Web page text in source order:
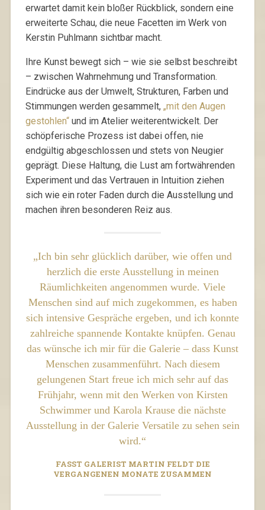
erwartet damit kein bloßer Rückblick, sondern eine
erweiterte Schau, die neue Facetten im Werk von
Kerstin Puhlmann sichtbar macht.
Ihre Kunst bewegt sich – wie sie selbst beschreibt
– zwischen Wahrnehmung und Transformation.
Eindrücke aus der Umwelt, Strukturen, Farben und
Stimmungen werden gesammelt, „mit den Augen
gestohlen“und im Atelier weiterentwickelt. Der
schöpferische Prozess ist dabei offen, nie
endgültig abgeschlossen und stets von Neugier
geprägt. Diese Haltung, die Lust am fortwährenden
Experiment und das Vertrauen in Intuition ziehen
sich wie ein roter Faden durch die Ausstellung und
machen ihren besonderen Reiz aus.
„Ich bin sehr glücklich darüber, wie offen und
herzlich die erste Ausstellung in meinen
Räumlichkeiten angenommen wurde. Viele
Menschen sind auf mich zugekommen, es haben
sich intensive Gespräche ergeben, und ich konnte
zahlreiche spannende Kontakte knüpfen. Genau
das wünsche ich mir für die Galerie – dass Kunst
Menschen zusammenführt. Nach diesem
gelungenen Start freue ich mich sehr auf das
Frühjahr, wenn mit den Werken von Kirsten
Schwimmer und Karola Krause die nächste
Ausstellung in der Galerie Versatile zu sehen sein
wird.“
FASST GALERIST MARTIN FELDT DIE
VERGANGENEN MONATE ZUSAMMEN